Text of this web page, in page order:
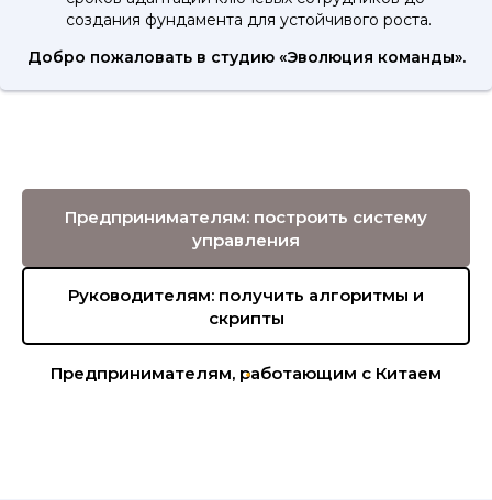
создания фундамента для устойчивого роста.
Добро пожаловать в студию «Эволюция команды».
Предпринимателям: построить систему
управления
Руководителям: получить алгоритмы и
скрипты
Предпринимателям, работающим с Китаем